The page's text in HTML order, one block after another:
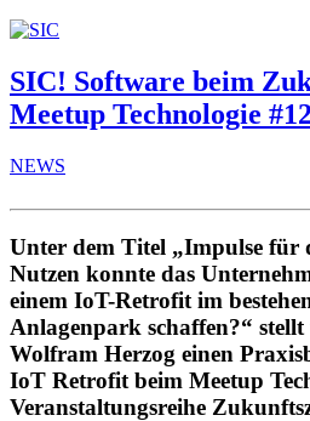
SIC! Software beim
Meetup Technologie #12
NEWS
Unter dem Titel „Impulse für
Nutzen konnte das
einem IoT-Retrofit im
Anlagenpark schaffen?“
Wolfram Herzog einen
IoT Retrofit beim Meetup
Veranstaltungsreihe